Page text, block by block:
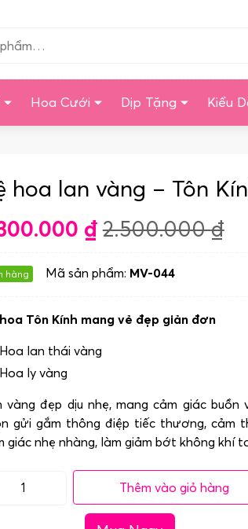
Hoa Cưới Dịp Tặng Kiểu
hoa lan vàng – Tôn
₫ 2.500.000₫
hàng Mã sản phẩm: MV-044
Tôn Kính mang vẻ đẹp giản đơn
Hoa lan thái vàng
Hoa ly vàng
vàng đẹp dịu nhẹ, mang cảm giác
gửi gắm thông điệp tiếc thương, cảm
giác nhẹ nhàng, làm giảm bớt không khí
Kệ
Thêm vào giỏ hàng